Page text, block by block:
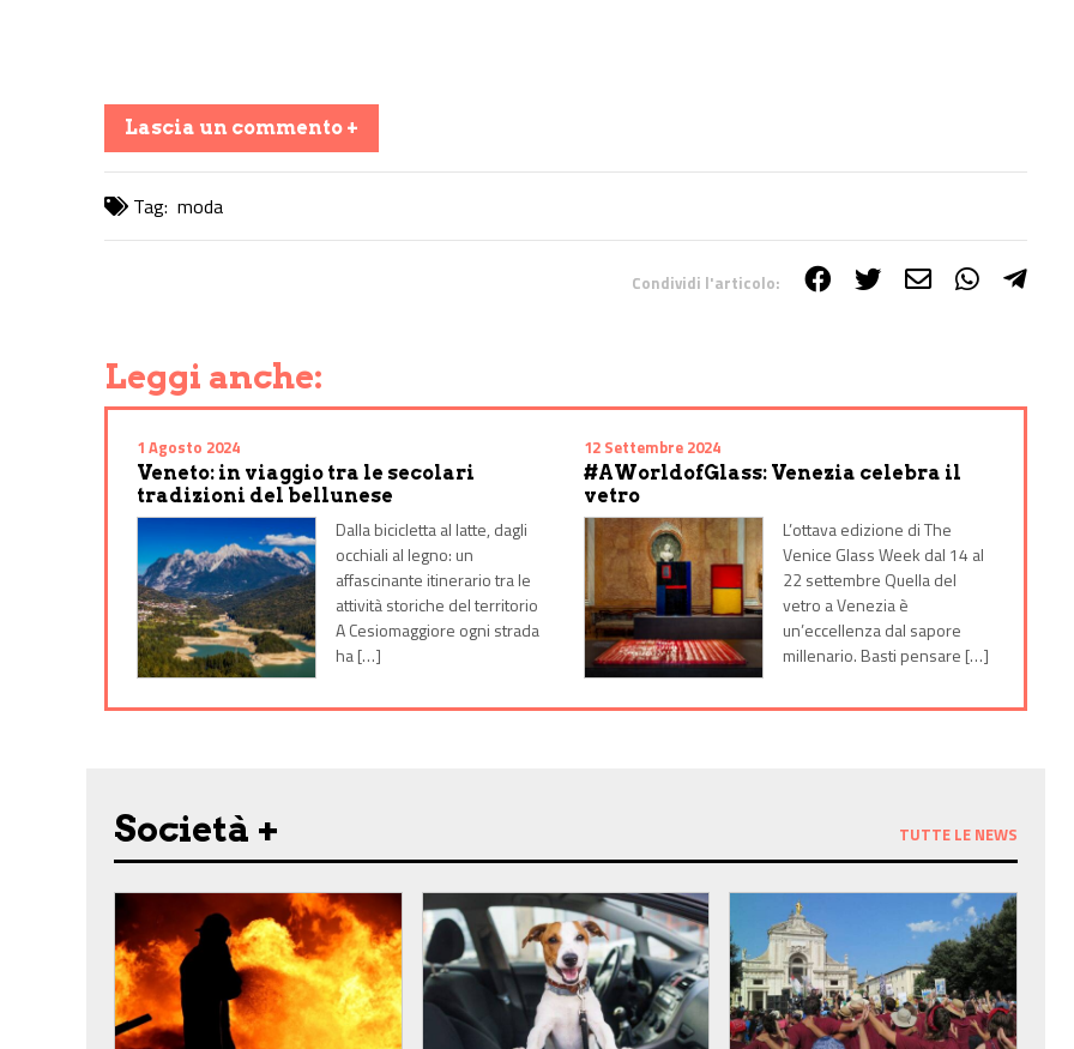
Lascia un commento +
Tag: moda
Condividi l'articolo:
Leggi anche:
1 Agosto 2024
Veneto: in viaggio tra le secolari
tradizioni del bellunese
Dalla bicicletta al latte, dagli
occhiali al legno: un
affascinante itinerario tra le
attività storiche del territorio
A Cesiomaggiore ogni strada
ha […]
12 Settembre 2024
#AWorldofGlass: Venezia celebra il
vetro
L’ottava edizione di The
Venice Glass Week dal 14 al
22 settembre Quella del
vetro a Venezia è
un’eccellenza dal sapore
millenario. Basti pensare […]
Società + TUTTE LE NEWS